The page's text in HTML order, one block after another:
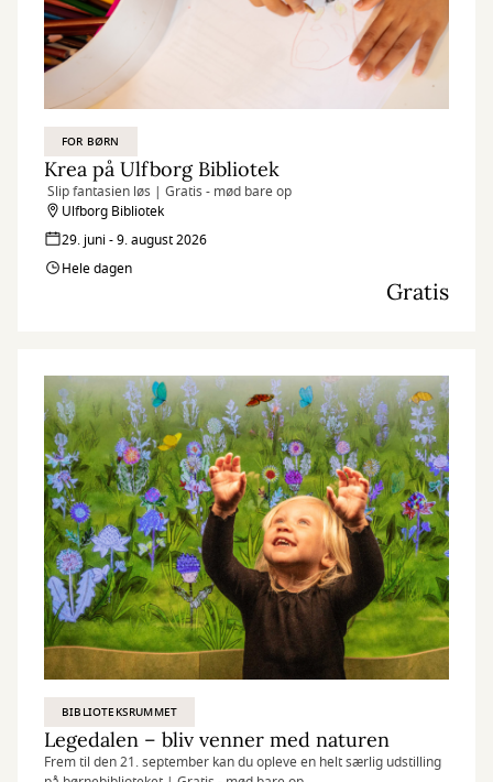
FOR BØRN
Krea på Ulfborg Bibliotek
Slip fantasien løs | Gratis - mød bare op
Ulfborg Bibliotek
29. juni - 9. august 2026
Hele dagen
Gratis
BIBLIOTEKSRUMMET
Legedalen – bliv venner med naturen
Frem til den 21. september kan du opleve en helt særlig udstilling